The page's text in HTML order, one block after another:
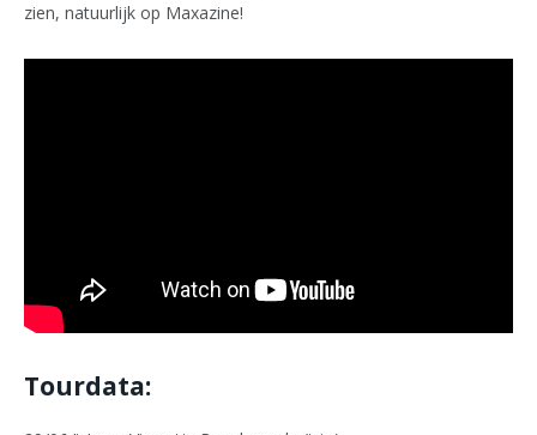
zien, natuurlijk op Maxazine!
Tourdata: